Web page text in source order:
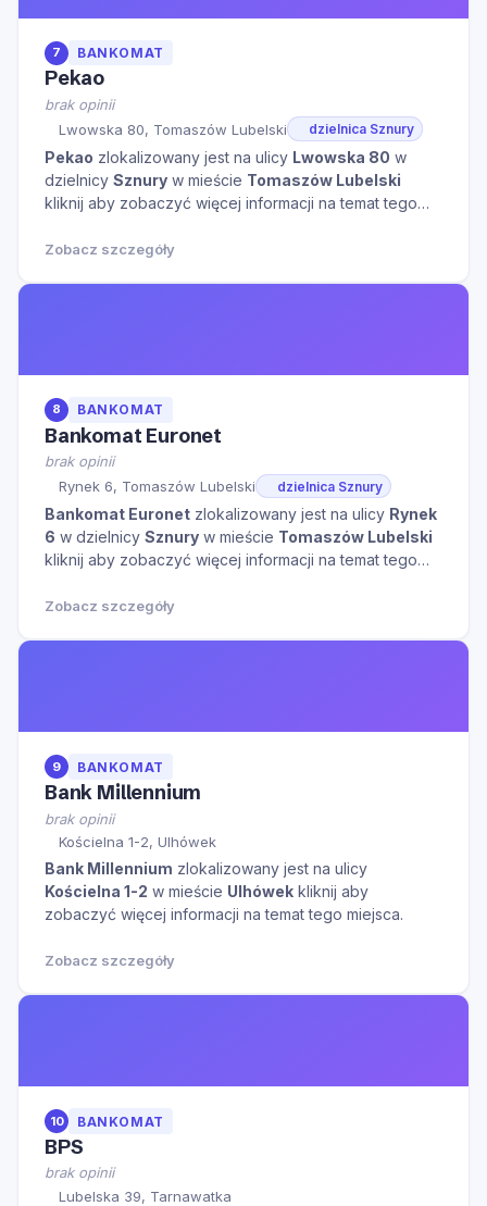
7 BANKOMAT
Pekao
brak opinii
Lwowska 80, Tomaszów Lubelski
dzielnica Sznury
Pekao zlokalizowany jest na ulicy Lwowska 80 w
dzielnicy Sznury w mieście Tomaszów Lubelski
kliknij aby zobaczyć więcej informacji na temat tego
Zobacz szczegóły
8 BANKOMAT
Bankomat Euronet
brak opinii
Rynek 6, Tomaszów Lubelski
dzielnica Sznury
Bankomat Euronet zlokalizowany jest na ulicy Rynek
6 w dzielnicy Sznury w mieście Tomaszów Lubelski
kliknij aby zobaczyć więcej informacji na temat tego
Zobacz szczegóły
9 BANKOMAT
Bank Millennium
brak opinii
Kościelna 1-2, Ulhówek
Bank Millennium zlokalizowany jest na ulicy
Kościelna 1-2 w mieście Ulhówek kliknij aby
zobaczyć więcej informacji na temat tego miejsca.
Zobacz szczegóły
10 BANKOMAT
BPS
brak opinii
Lubelska 39, Tarnawatka